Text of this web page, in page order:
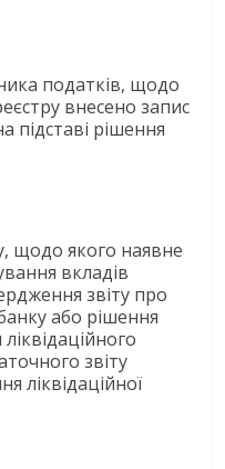
податків, щодо
внесено запис
підставі рішення
щодо якого наявне
вкладів
звіту про
або рішення
звіту
ліквідаційної